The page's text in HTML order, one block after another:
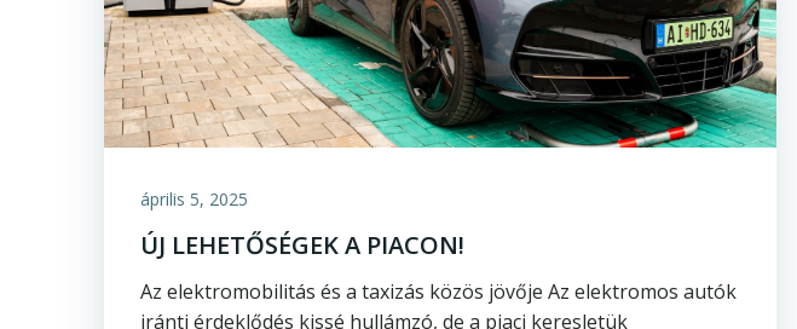
április 5, 2025
ÚJ LEHETŐSÉGEK A PIACON!
Az elektromobilitás és a taxizás közös jövője Az elektromos autók
iránti érdeklődés kissé hullámzó, de a piaci keresletük